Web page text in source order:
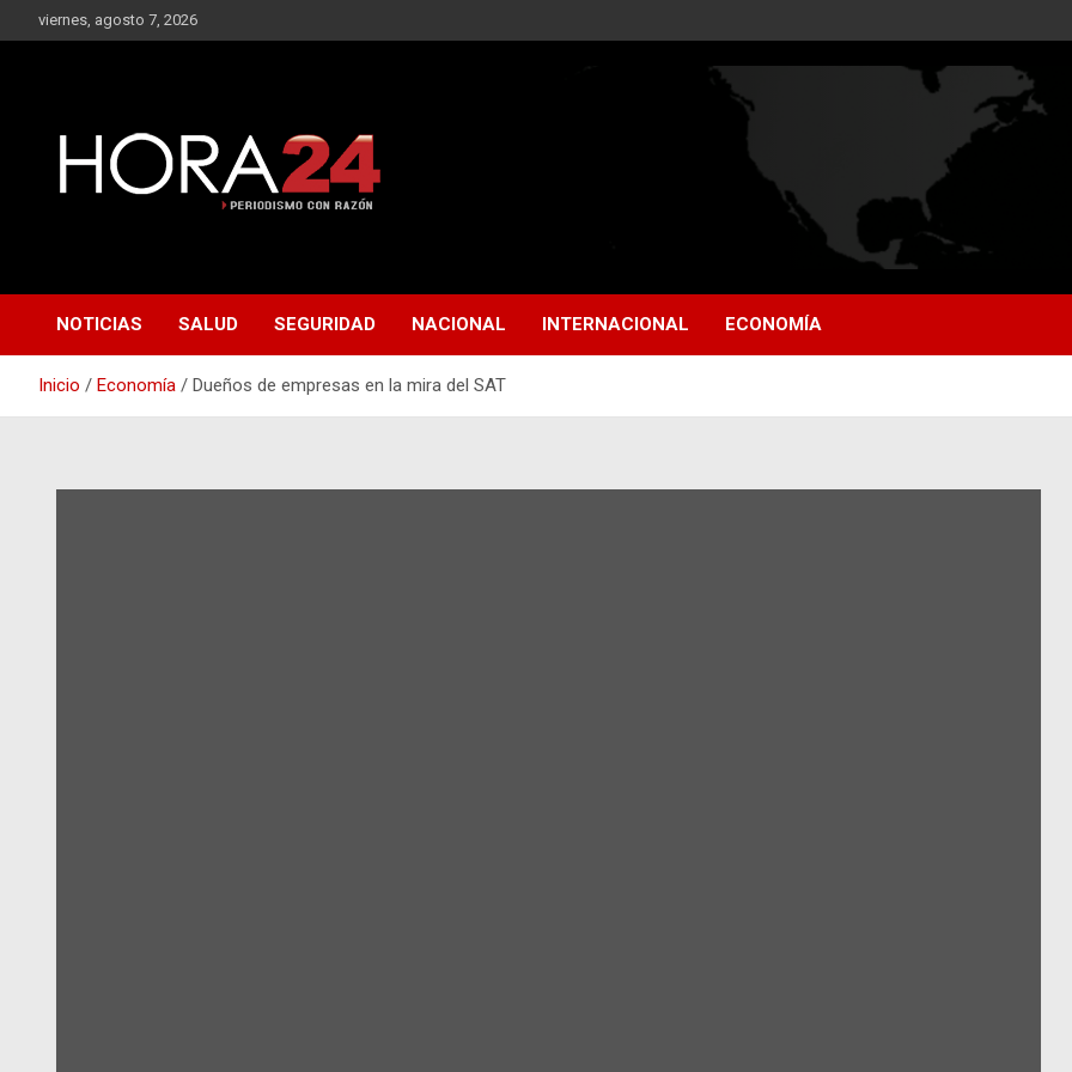
al
viernes, agosto 7, 2026
NOTICIAS SALUD SEGURIDAD NACIONAL INTERNACIONAL ECONOMÍA
Inicio Economía Dueños de empresas en la mira del SAT